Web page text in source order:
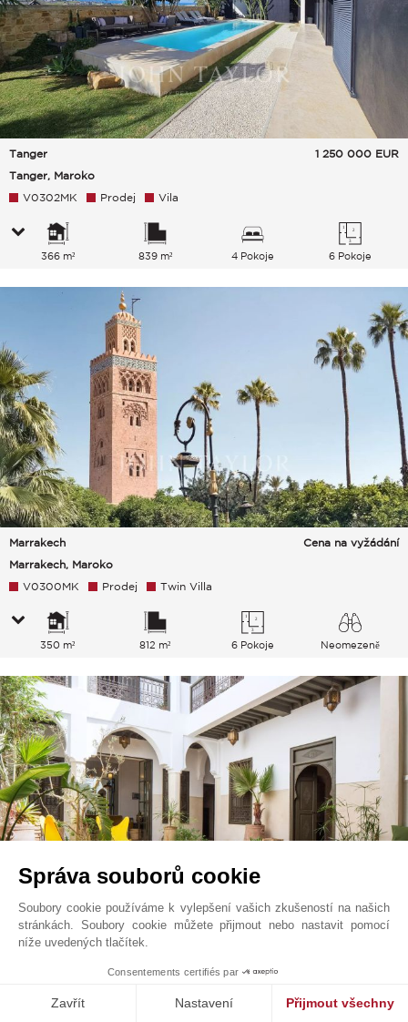
Tanger
Tanger, Maroko
1 250 000 EUR
V0302MK Prodej Vila
366 m² 839 m² 4 Pokoje 6 Pokoje
Marrakech
Marrakech, Maroko
Cena na vyžádání
V0300MK Prodej Twin Villa
350 m² 812 m² 6 Pokoje Neomezeně
Marrakech
Marrakech, Maroko
980 000 EUR
Prodej Riad
Správa souborů cookie
Soubory cookie používáme k vylepšení vašich zkušeností na našich
stránkách. Soubory cookie můžete přijmout nebo nastavit pomocí
níže uvedených tlačítek.
Consentements certifiés par
Zavřít Nastavení Přijmout všechny